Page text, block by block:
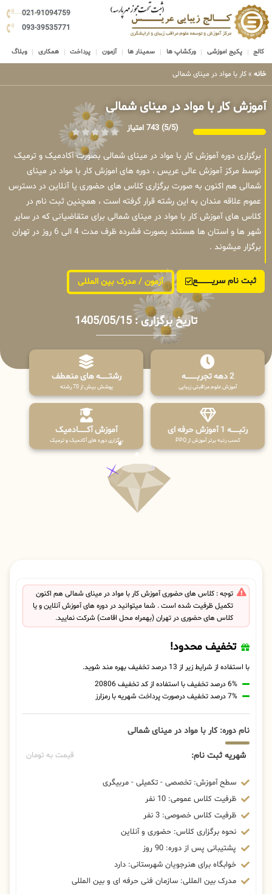
021-91094759
093-39535771
کالج پکیج اموزشی ورکشاپ ها سمینار ها آزمون پرداخت همکاری وبلاگ
خانه » کار با مواد در مینای شمالی
آموزش کار با مواد در مینای شمالی
(5/5) 743 امتیاز
برگزاری دوره آموزش کار با مواد در مینای شمالی بصورت آکادمیک و ترمیک
توسط مرکز آموزش عالی عریس ، دوره های اموزش کار با مواد در مینای
شمالی هم اکنون به صورت برگزاری کلاس های حضوری یا آنلاین در دسترس
عموم علاقه مندان به این رشته قرار گرفته است ، همچنین ثبت نام در
کلاس های آموزش کار با مواد در مینای شمالی برای متقاضیانی که در سایر
شهر ها و استان ها هستند بصورت فشرده ظرف مدت 4 الی 6 روز در تهران
برگزار میشوند .
ثبت نام سریــــــــــــع آزمون / مدرک بین المللی
تاریخ برگزاری : 1405/05/15
2 دهه تجربـــــــــه
آموزش علوم مراقبتی زیبایی
رشتـــــــه های منعطف
پوشش بیش از 70 رشته
رتبــــــه 1 آموزش حرفه ای
کسب رتبه برتر آموزش از PPQ
آموزش آکـــــــادمیک
برگزاری دوره های آکادمیک و ترمیک
توجه : کلاس های حضوری آموزش کار با مواد در مینای شمالی هم اکنون
تکمیل ظرفیت شده است . شما میتوانید در دوره های آموزش آنلاین و یا
کلاس های حضوری در تهران (بهمراه محل اقامت) شرکت نمایید.
تخفیف محدود!
با استفاده از شرایط زیر از 13 درصد تخفیف بهره مند شوید.
6% درصد تخفیف با استفاده از کد تخفیف 20806
7% درصد تخفیف درصورت پرداخت شهریه با رمزارز
نام دوره: کار با مواد در مینای شمالی
شهریه ثبت نام: قیمت به تومان
سطح آموزش: تخصصی - تکمیلی - مربیگری
ظرفیت کلاس عمومی: 10 نفر
ظرفیت کلاس خصوصی: 3 نفر
نحوه برگزاری کلاس: حضوری و آنلاین
پشتیبانی پس از دوره: 90 روز
خوابگاه برای هنرجویان شهرستانی: دارد
مدرک بین المللی: سازمان فنی حرفه ای و بین المللی